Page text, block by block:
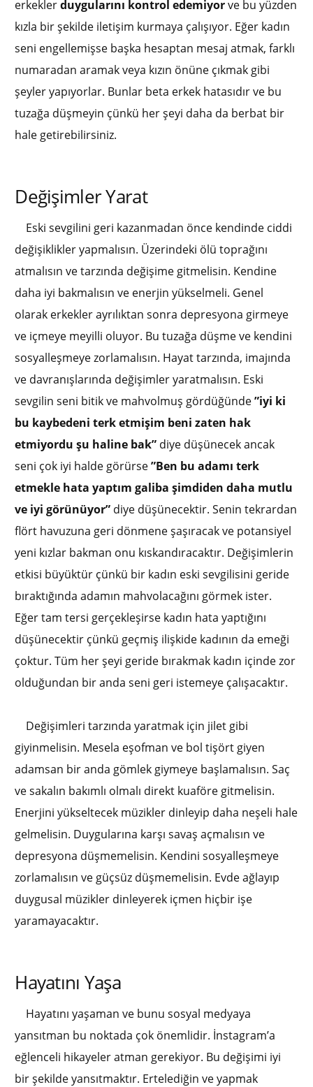
erkeklerduygularını kontrol edemiyorve bu yüzden
kızla bir şekilde iletişim kurmaya çalışıyor. Eğer kadın
seni engellemişse başka hesaptan mesaj atmak, farklı
numaradan aramak veya kızın önüne çıkmak gibi
şeyler yapıyorlar. Bunlar beta erkek hatasıdır ve bu
tuzağa düşmeyin çünkü her şeyi daha da berbat bir
hale getirebilirsiniz.
Değişimler Yarat
Eski sevgilini geri kazanmadan önce kendinde ciddi
değişiklikler yapmalısın. Üzerindeki ölü toprağını
atmalısın ve tarzında değişime gitmelisin. Kendine
daha iyi bakmalısın ve enerjin yükselmeli. Genel
olarak erkekler ayrılıktan sonra depresyona girmeye
ve içmeye meyilli oluyor. Bu tuzağa düşme ve kendini
sosyalleşmeye zorlamalısın. Hayat tarzında, imajında
ve davranışlarında değişimler yaratmalısın. Eski
sevgilin seni bitik ve mahvolmuş gördüğünde”iyi ki
bu kaybedeni terk etmişim beni zaten hak
etmiyordu şu haline bak” diye düşünecek ancak
seni çok iyi halde görürse”Ben bu adamı terk
etmekle hata yaptım galiba şimdiden daha mutlu
ve iyi görünüyor” diye düşünecektir. Senin tekrardan
flört havuzuna geri dönmene şaşıracak ve potansiyel
yeni kızlar bakman onu kıskandıracaktır. Değişimlerin
etkisi büyüktür çünkü bir kadın eski sevgilisini geride
bıraktığında adamın mahvolacağını görmek ister.
Eğer tam tersi gerçekleşirse kadın hata yaptığını
düşünecektir çünkü geçmiş ilişkide kadının da emeği
çoktur. Tüm her şeyi geride bırakmak kadın içinde zor
olduğundan bir anda seni geri istemeye çalışacaktır.
Değişimleri tarzında yaratmak için jilet gibi
giyinmelisin. Mesela eşofman ve bol tişört giyen
adamsan bir anda gömlek giymeye başlamalısın. Saç
ve sakalın bakımlı olmalı direkt kuaföre gitmelisin.
Enerjini yükseltecek müzikler dinleyip daha neşeli hale
gelmelisin. Duygularına karşı savaş açmalısın ve
depresyona düşmemelisin. Kendini sosyalleşmeye
zorlamalısın ve güçsüz düşmemelisin. Evde ağlayıp
duygusal müzikler dinleyerek içmen hiçbir işe
yaramayacaktır.
Hayatını Yaşa
Hayatını yaşaman ve bunu sosyal medyaya
yansıtman bu noktada çok önemlidir. İnstagram’a
eğlenceli hikayeler atman gerekiyor. Bu değişimi iyi
bir şekilde yansıtmaktır. Ertelediğin ve yapmak